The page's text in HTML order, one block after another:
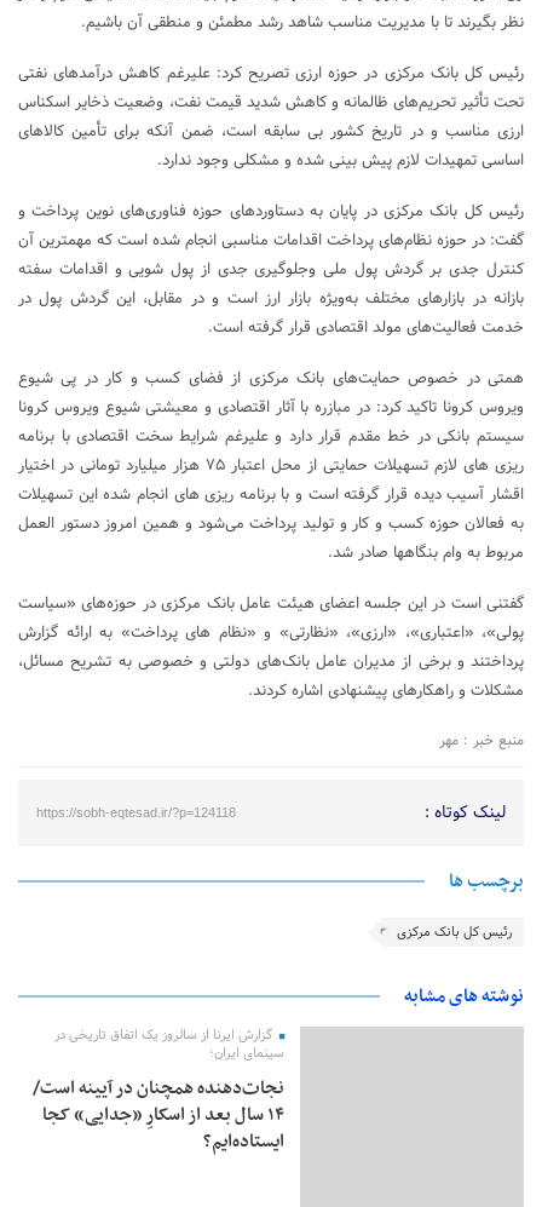
نظر بگیرند تا با مدیریت مناسب شاهد رشد مطمئن و منطقی آن باشیم.
رئیس کل بانک مرکزی در حوزه ارزی تصریح کرد: علیرغم کاهش درآمدهای نفتی
تحت تأثیر تحریم‌های ظالمانه و کاهش شدید قیمت نفت، وضعیت ذخایر اسکناس
ارزی مناسب و در تاریخ کشور بی سابقه است، ضمن آنکه برای تأمین کالاهای
اساسی تمهیدات لازم پیش بینی شده و مشکلی وجود ندارد.
رئیس کل بانک مرکزی در پایان به دستاوردهای حوزه فناوری‌های نوین پرداخت و
گفت: در حوزه نظام‌های پرداخت اقدامات مناسبی انجام شده است که مهمترین آن
کنترل جدی بر گردش پول ملی وجلوگیری جدی از پول شویی و اقدامات سفته
بازانه در بازارهای مختلف به‌ویژه بازار ارز است و در مقابل، این گردش پول در
خدمت فعالیت‌های مولد اقتصادی قرار گرفته است.
همتی در خصوص حمایت‌های بانک مرکزی از فضای کسب و کار در پی شیوع
ویروس کرونا تاکید کرد: در مبازره با آثار اقتصادی و معیشتی شیوع ویروس کرونا
سیستم بانکی در خط مقدم قرار دارد و علیرغم شرایط سخت اقتصادی با برنامه
ریزی های لازم تسهیلات حمایتی از محل اعتبار ۷۵ هزار میلیارد تومانی در اختیار
اقشار آسیب دیده قرار گرفته است و با برنامه ریزی های انجام شده این تسهیلات
به فعالان حوزه کسب و کار و تولید پرداخت می‌شود و همین امروز دستور العمل
مربوط به وام بنگاهها صادر شد.
گفتنی است در این جلسه اعضای هیئت عامل بانک مرکزی در حوزه‌های «سیاست
پولی»، «اعتباری»، «ارزی»، «نظارتی» و «نظام های پرداخت» به ارائه گزارش
پرداختند و برخی از مدیران عامل بانک‌های دولتی و خصوصی به تشریح مسائل،
مشکلات و راهکارهای پیشنهادی اشاره کردند.
منبع خبر : مهر
لینک کوتاه : https://sobh-eqtesad.ir/?p=124118
برچسب ها
رئیس کل بانک مرکزی
نوشته های مشابه
گزارش ایرنا از سالروز یک اتفاق تاریخی در
سینمای ایران؛
نجات‌دهنده‌ همچنان در آیینه است/
۱۴ سال بعد از اسکارِ «جدایی» کجا
ایستاده‌ایم؟